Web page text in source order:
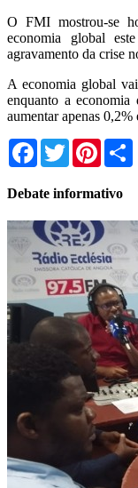
O FMI mostrou-se
economia global
agravamento da crise
A economia global
enquanto a
aumentar apenas 0,2%
Facebook
Twitter
Debate informativo